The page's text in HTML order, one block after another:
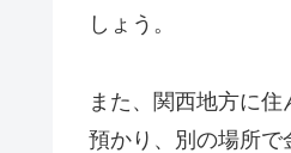
しょう。
また、関西地方に
預かり、別の場所